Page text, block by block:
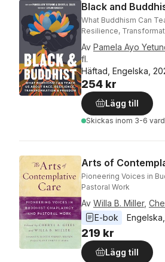
Black and
What Buddhism Can
Resilience,
Av Pamela Ayo
fl.
Häftad, Engelska,
254 kr
Lägg till
Skickas inom 3-6
Arts of
Pioneering Voices in
Pastoral Work
Av Willa B. Miller,
E-bok
Engelska
219 kr
Lägg till